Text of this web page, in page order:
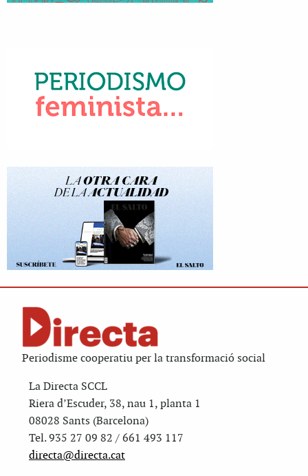
Periodisme cooperatiu per la transformació social
La Directa SCCL
Riera d’Escuder, 38, nau 1, planta 1
08028 Sants (Barcelona)
Tel. 935 27 09 82 / 661 493 117
directa@directa.cat